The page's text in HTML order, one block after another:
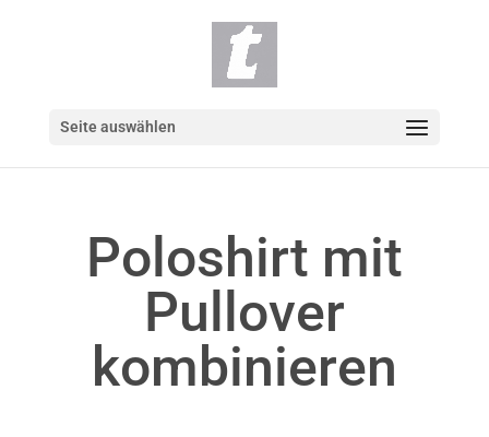
Seite auswählen
Poloshirt mit
Pullover
kombinieren